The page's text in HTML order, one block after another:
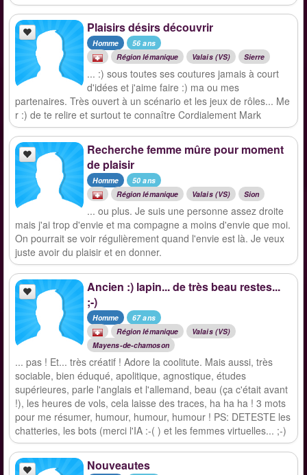
Plaisirs désirs découvrir
Homme
56 ans
Région lémanique
Valais (VS) Sierre
... :) sous toutes ses coutures jamais à court
d'idées et j'aime faire :) ma ou mes
partenaires. Très ouvert à un scénario et les jeux de rôles... Me
r :) de te relire et surtout te connaître Cordialement Mark
Recherche femme mûre pour moment
de plaisir
Homme
50 ans
Région lémanique
Valais (VS) Sion
... ou plus. Je suis une personne assez droite
mais j'ai trop d'envie et ma compagne a moins d'envie que moi.
On pourrait se voir régulièrement quand l'envie est là. Je veux
juste avoir du plaisir et en donner.
Ancien :) lapin... de très beau restes...
;-)
Homme
67 ans
Région lémanique
Valais (VS)
Mayens-de-chamoson
... pas ! Et... très créatif ! Adore la coolitute. Mais aussi, très
sociable, bien éduqué, apolitique, agnostique, études
supérieures, parle l'anglais et l'allemand, beau (ça c'était avant
!), les heures de vols, cela laisse des traces, ha ha ha ! 3 mots
pour me résumer, humour, humour, humour ! PS: DETESTE les
chatteries, les bots (merci l'IA :-( ) et les femmes virtuelles... ;-)
Nouveautes